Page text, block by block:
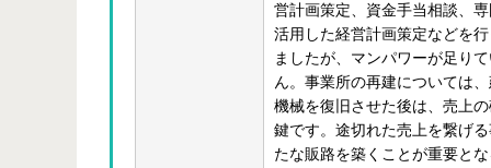
営計画策定、資金手当相談、
活用した経営計画策定などを
ましたが、マンパワーが足り
ん。事業所の再建については
機械を復旧させた後は、売上
鍵です。途切れた売上を繋げ
たな販路を築くことが重要と